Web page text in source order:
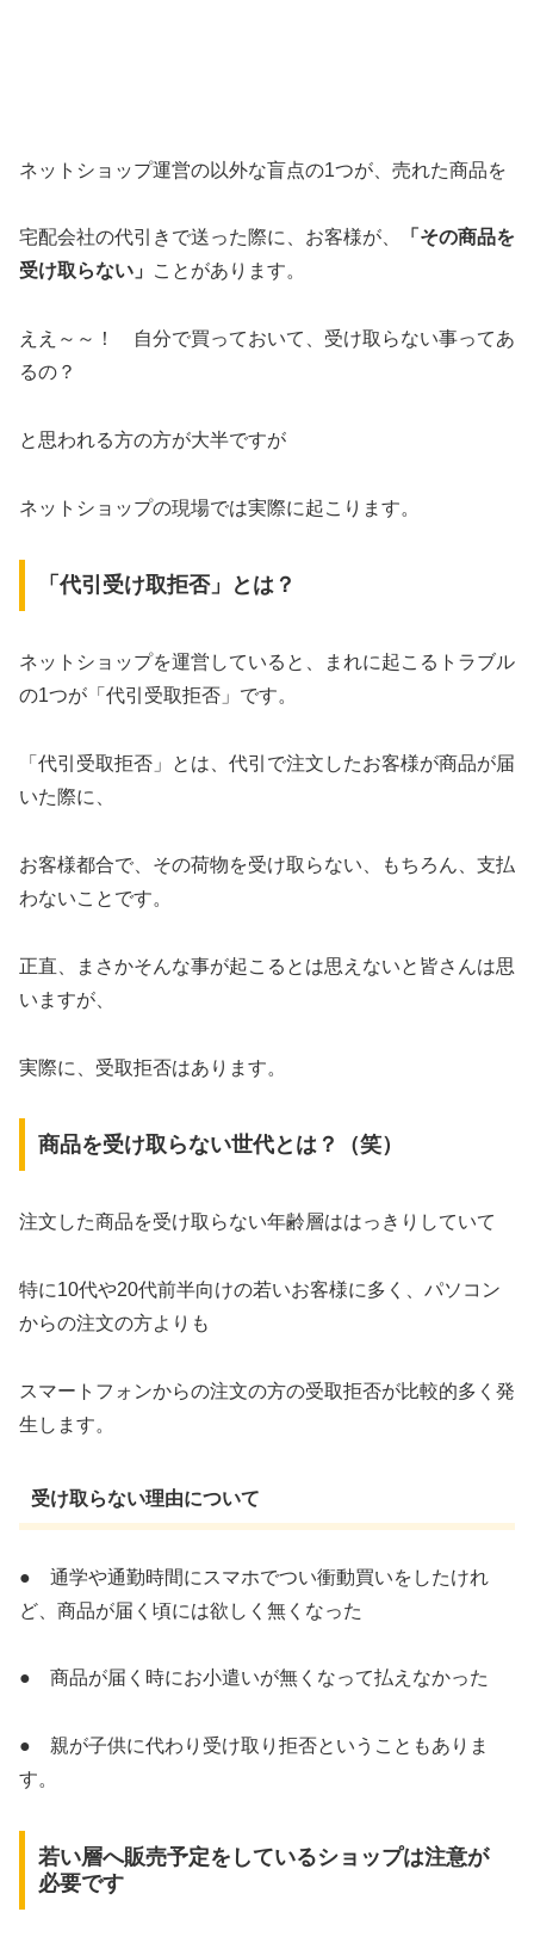
ネットショップ運営の以外な盲点の1つが、売れた商品を
宅配会社の代引きで送った際に、お客様が、
「その商品を
受け取らない」
ことがあります。
ええ～～！ 自分で買っておいて、受け取らない事ってあ
るの？
と思われる方の方が大半ですが
ネットショップの現場では実際に起こります。
「代引受け取拒否」とは？
ネットショップを運営していると、まれに起こるトラブル
の1つが「代引受取拒否」です。
「代引受取拒否」とは、代引で注文したお客様が商品が届
いた際に、
お客様都合で、その荷物を受け取らない、もちろん、支払
わないことです。
正直、まさかそんな事が起こるとは思えないと皆さんは思
いますが、
実際に、受取拒否はあります。
商品を受け取らない世代とは？（笑）
注文した商品を受け取らない年齢層ははっきりしていて
特に10代や20代前半向けの若いお客様に多く、パソコン
からの注文の方よりも
スマートフォンからの注文の方の受取拒否が比較的多く発
生します。
受け取らない理由について
● 通学や通勤時間にスマホでつい衝動買いをしたけれ
ど、商品が届く頃には欲しく無くなった
● 商品が届く時にお小遣いが無くなって払えなかった
● 親が子供に代わり受け取り拒否ということもありま
す。
若い層へ販売予定をしているショップは注意が
必要です